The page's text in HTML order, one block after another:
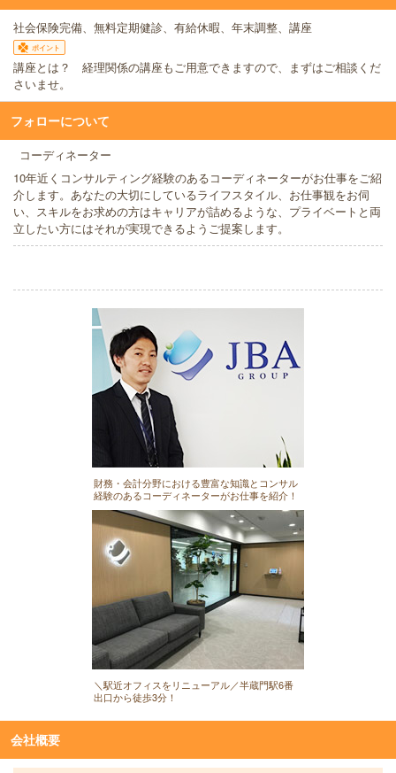
社会保険完備、無料定期健診、有給休暇、年末調整、講座
ポイント
講座とは？ 経理関係の講座もご用意できますので、まずはご相談くだ
さいませ。
フォローについて
コーディネーター
10年近くコンサルティング経験のあるコーディネーターがお仕事をご紹
介します。あなたの大切にしているライフスタイル、お仕事観をお伺
い、スキルをお求めの方はキャリアが詰めるような、プライベートと両
立したい方にはそれが実現できるようご提案します。
財務・会計分野における豊富な知識とコンサル
経験のあるコーディネーターがお仕事を紹介！
＼駅近オフィスをリニューアル／半蔵門駅6番
出口から徒歩3分！
会社概要